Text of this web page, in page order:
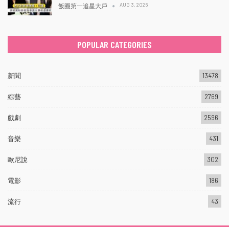
飯圈第一追星大戶 AUG 3, 2026
POPULAR CATEGORIES
新聞 13478
綜藝 2769
戲劇 2596
音樂 431
歐尼說 302
電影 186
流行 43